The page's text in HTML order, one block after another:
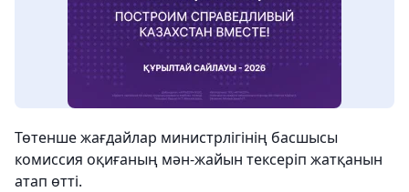
Төтенше жағдайлар министрлігінің басшысы
комиссия оқиғаның мән-жайын тексеріп жатқанын
атап өтті.